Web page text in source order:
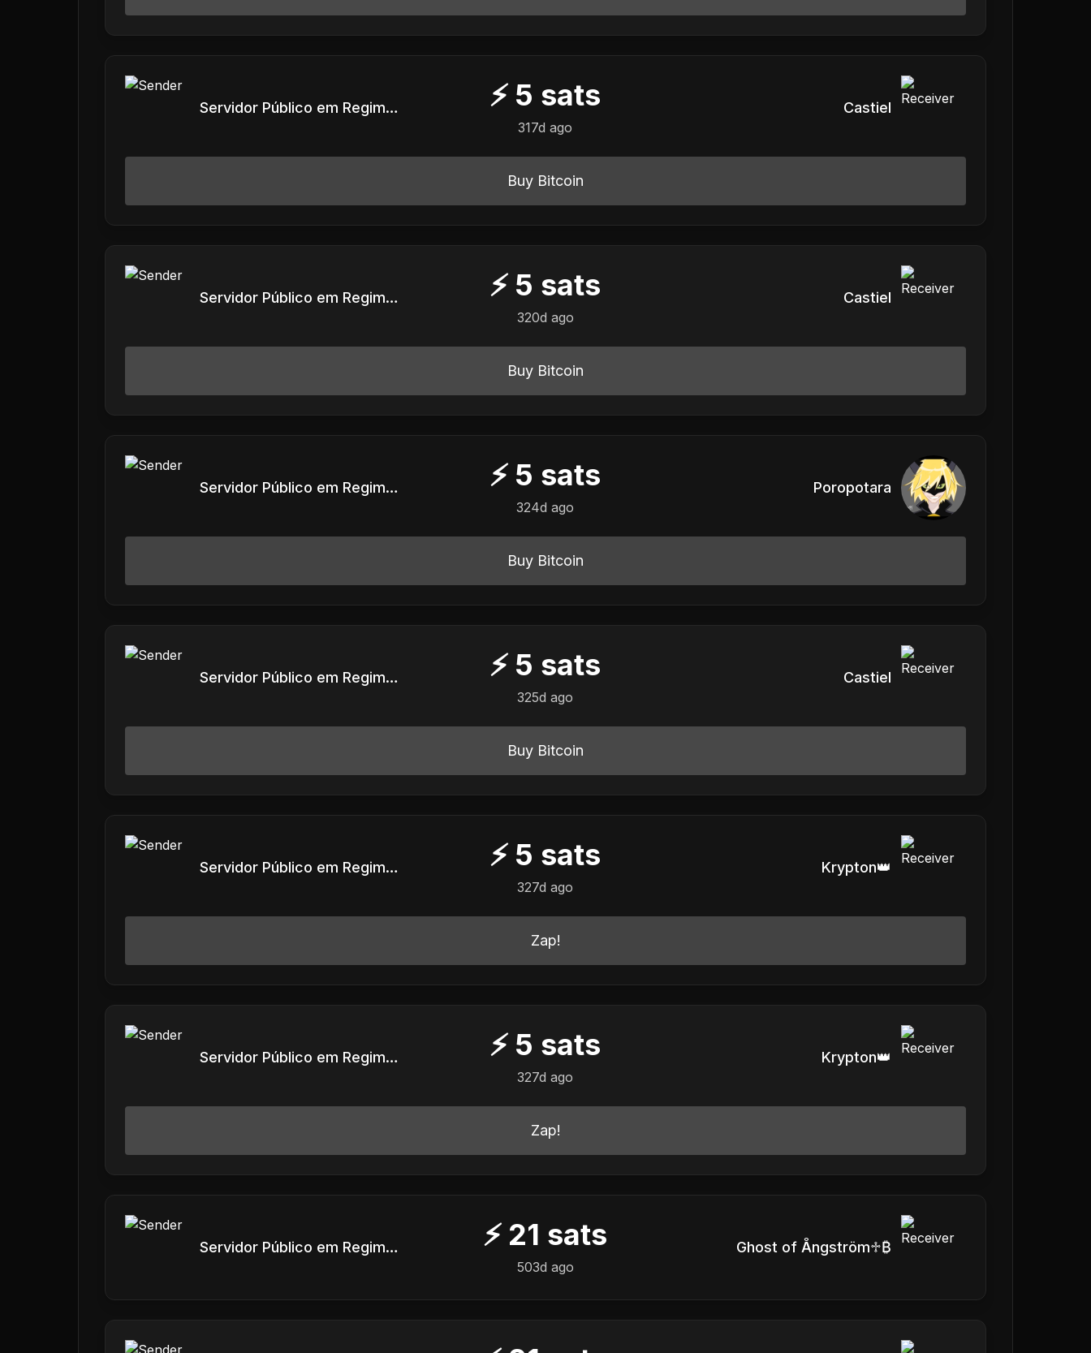
Servidor Público em Regime CLT do Ancapistão ⚡ 5 sats
317d ago
Castiel
Buy Bitcoin
Servidor Público em Regime CLT do Ancapistão ⚡ 5 sats
320d ago
Castiel
Buy Bitcoin
Servidor Público em Regime CLT do Ancapistão ⚡ 5 sats
324d ago
Poropotara
Buy Bitcoin
Servidor Público em Regime CLT do Ancapistão ⚡ 5 sats
325d ago
Castiel
Buy Bitcoin
Servidor Público em Regime CLT do Ancapistão ⚡ 5 sats
327d ago
Krypton👑
Zap!
Servidor Público em Regime CLT do Ancapistão ⚡ 5 sats
327d ago
Krypton👑
Zap!
Servidor Público em Regime CLT do Ancapistão ⚡ 21 sats
503d ago
Ghost of Ångström♱₿